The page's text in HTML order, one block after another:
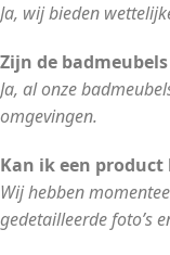
Ja, wij bieden
Zijn de
Ja, al onze
omgevingen.
Kan ik een
Wij hebben
gedetailleerde foto’s